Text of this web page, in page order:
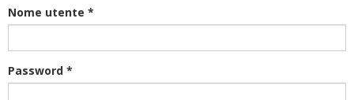
Nome utente *
Password *